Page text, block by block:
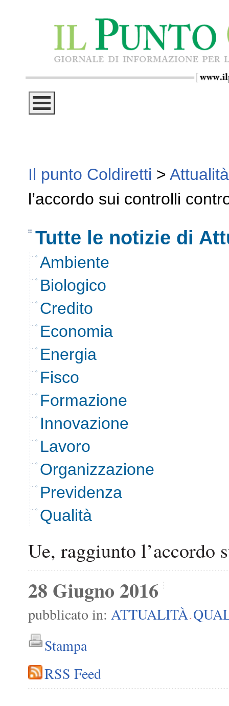
Il punto Coldiretti > Attualità
l’accordo sui controlli
Tutte le notizie di
Ambiente
Biologico
Credito
Economia
Energia
Fisco
Formazione
Innovazione
Lavoro
Organizzazione
Previdenza
Qualità
Ue, raggiunto
28 Giugno 2016
pubblicato in: ATTUALITÀ -
Stampa
RSS Feed